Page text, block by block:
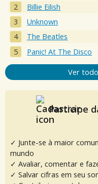
Billie Eilish
Unknown
The Beatles
Panic! At The Disco
Ver
Participe
✓ Junte-se à maior
mundo
✓ Avaliar, comentar e
✓ Salvar cifras em seu